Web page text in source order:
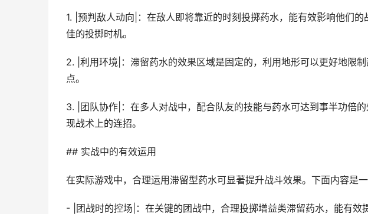
1. |预判敌人动向|：在敌人即将靠近的时刻投掷药水，能有效影响他们
佳的投掷时机。
2. |利用环境|：滞留药水的效果区域是固定的，利用地形可以更好地限
点。
3. |团队协作|：在多人对战中，配合队友的技能与药水可达到事半功倍
现战术上的连招。
## 实战中的有效运用
在实际游戏中，合理运用滞留型药水可显著提升战斗效果。下面内容是一
- |团战时的控场|：在关键的团战中，合理投掷增益类滞留药水，能有效